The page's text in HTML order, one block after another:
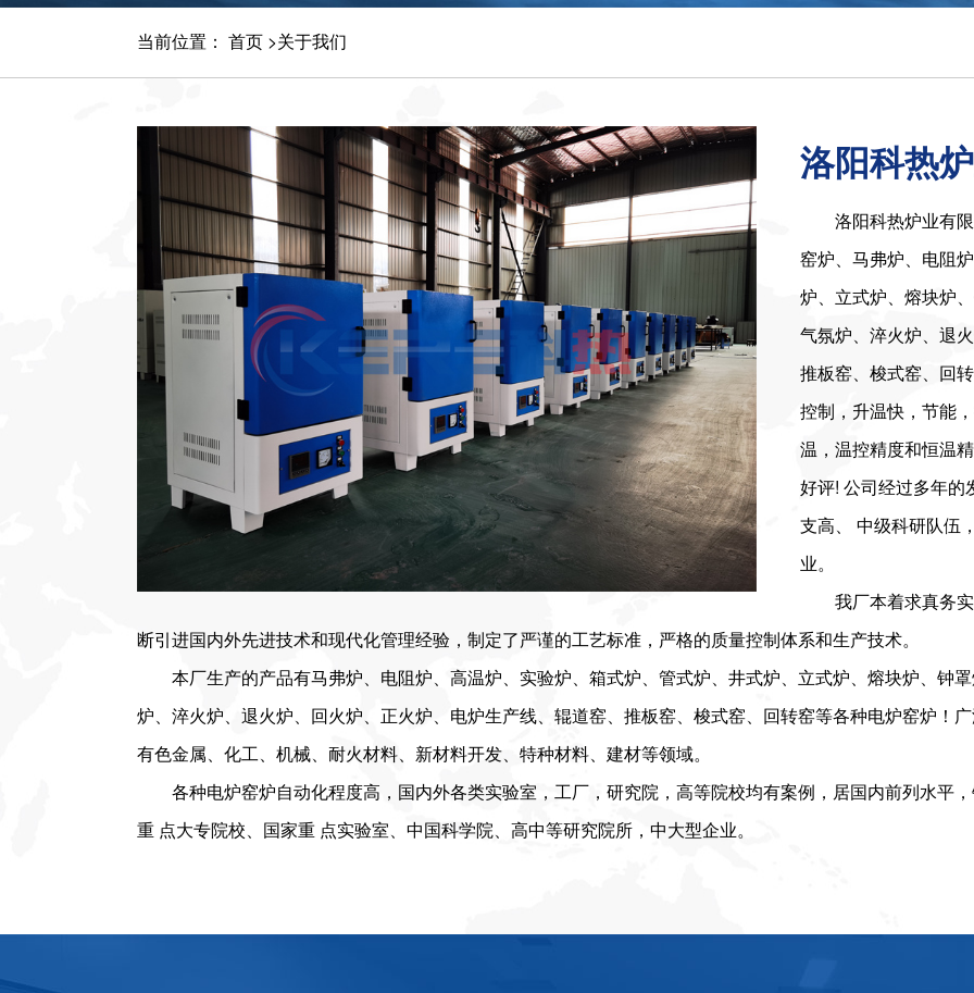
当前位置： 首页>关于我们
洛阳科热
洛阳科热炉业有
窑炉、马弗炉、电阻
炉、立式炉、熔块炉
气氛炉、淬火炉、退
推板窑、梭式窑、回
控制，升温快，节能
温，温控精度和恒温
好评! 公司经过多年的
支高、 中级科研队伍
业。
我厂本着求真务
断引进国内外先进技术和现代化管理经验，制定了严谨的工艺标准，严格的质量控制体系和生产技术。
本厂生产的产品有马弗炉、电阻炉、高温炉、实验炉、箱式炉、管式炉、井式炉、立式炉、熔块炉、钟
炉、淬火炉、退火炉、回火炉、正火炉、电炉生产线、辊道窑、推板窑、梭式窑、回转窑等各种电炉窑炉！
有色金属、化工、机械、耐火材料、新材料开发、特种材料、建材等领域。
各种电炉窑炉自动化程度高，国内外各类实验室，工厂，研究院，高等院校均有案例，居国内前列水平
重 点大专院校、国家重 点实验室、中国科学院、高中等研究院所，中大型企业。